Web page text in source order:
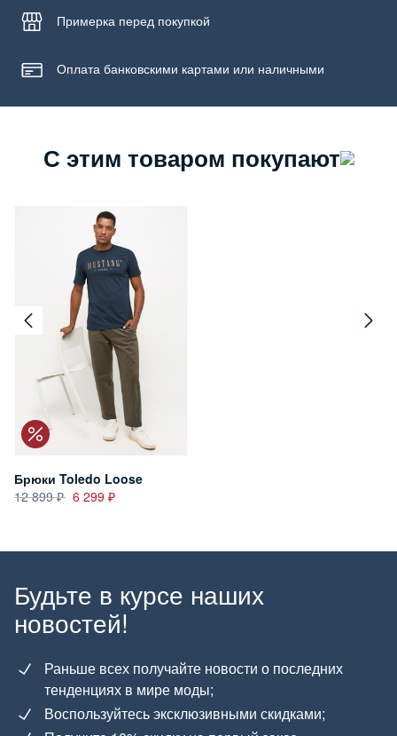
Примерка перед покупкой
Оплата банковскими картами или наличными
С этим товаром покупают
Брюки Toledo Loose
12 899
6 299
Будьте в курсе наших
новостей!
Раньше всех получайте новости о последних
тенденциях в мире моды;
Воспользуйтесь эксклюзивными скидками;